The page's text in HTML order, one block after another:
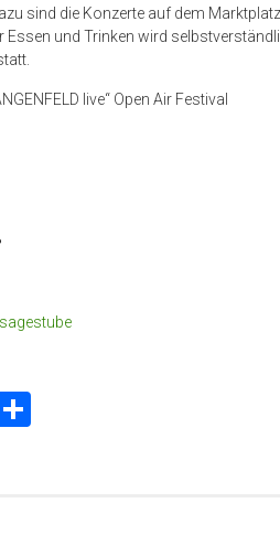
sind die Konzerte auf dem
Essen und Trinken wird
live“ Open Air Festival